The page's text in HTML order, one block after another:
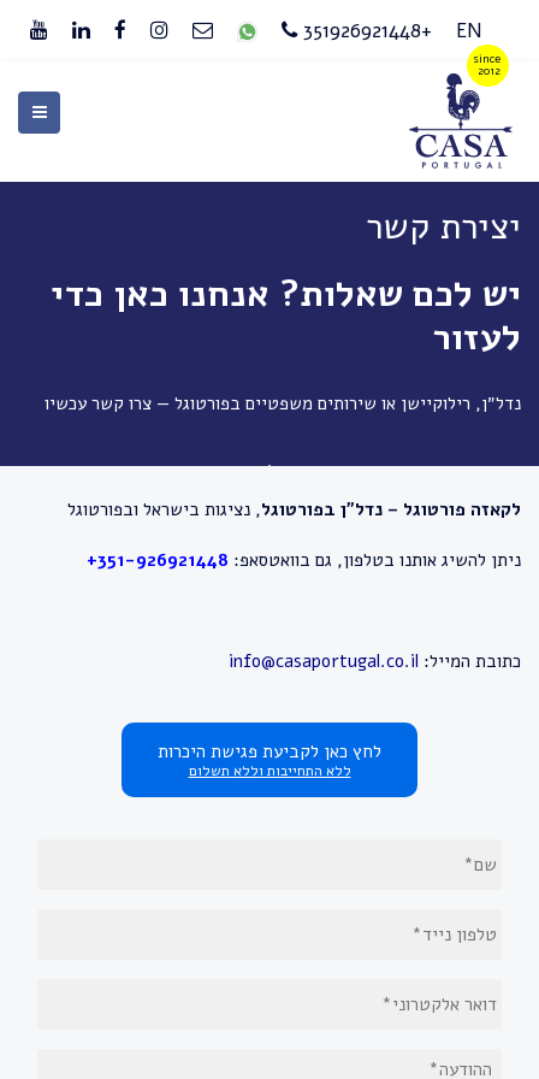
EN
+351926921448
יצירת קשר
יש לכם שאלות? אנחנו כאן כדי
לעזור
נדל״ן, רילוקיישן או שירותים משפטיים בפורטוגל — צרו קשר עכשיו
לקאזה פורטוגל – נדל״ן בפורטוגל, נציגות בישראל ובפורטוגל
ניתן להשיג אותנו בטלפון, גם בוואטסאפ: 351-926921448
+
כתובת המייל: info@casaportugal.co.il
לחץ כאן לקביעת פגישת היכרות
ללא התחייבות וללא תשלום